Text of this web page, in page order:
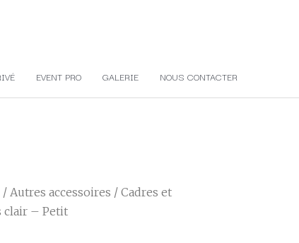
EVENT PRO GALERIE NOUS CONTACTER
/ Autres accessoires / Cadres et
clair – Petit